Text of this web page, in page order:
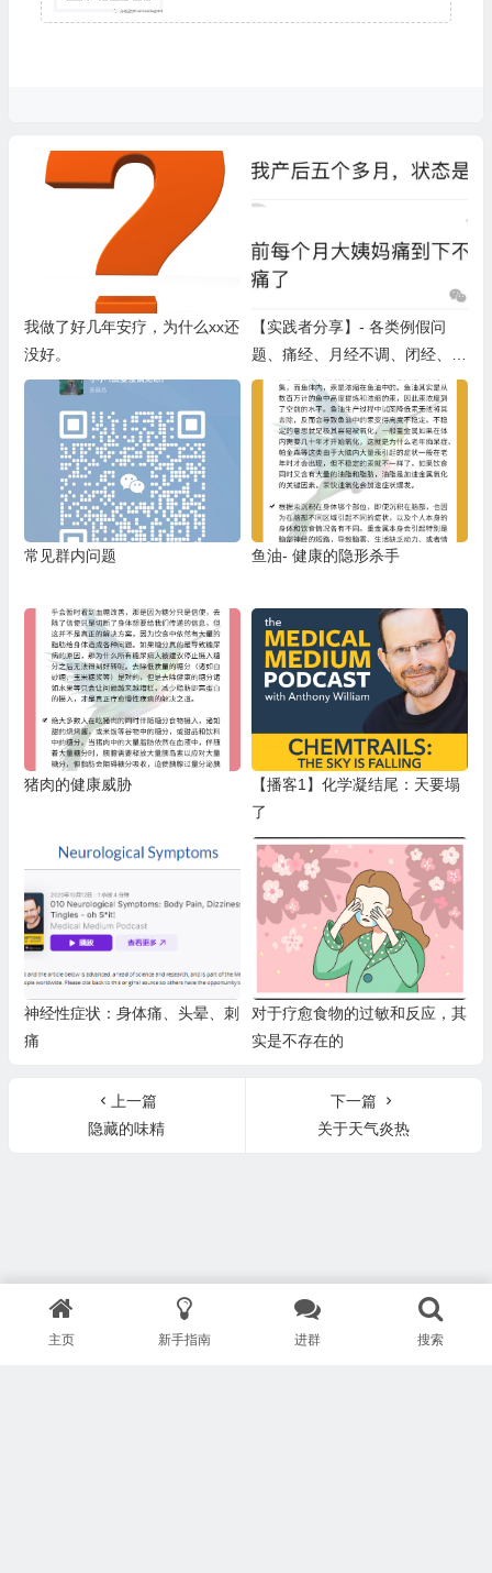
我做了好几年安疗，为什么xx还
没好。
【实践者分享】- 各类例假问
题、痛经、月经不调、闭经、生
理期不适、卵巢早衰等（一）
常见群内问题 鱼油- 健康的隐形杀手
猪肉的健康威胁
【播客1】化学凝结尾：天要塌
了
神经性症状：身体痛、头晕、刺
痛
对于疗愈食物的过敏和反应，其
实是不存在的
上一篇
隐藏的味精
下一篇
关于天气炎热
主页 新手指南 进群 搜索